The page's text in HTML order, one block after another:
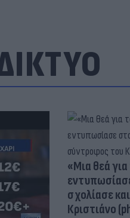
«Μια θεά
σχολίασε
Κριστιάνο